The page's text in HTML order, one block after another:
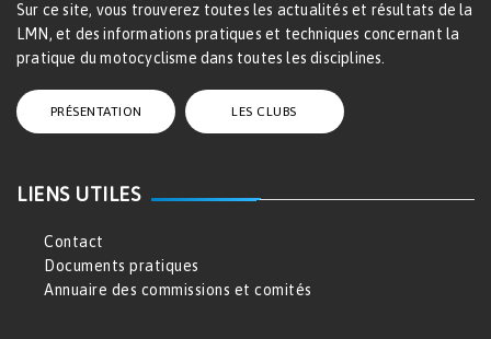
Sur ce site, vous trouverez toutes les actualités et résultats de la
LMN, et des informations pratiques et techniques concernant la
pratique du motocyclisme dans toutes les disciplines.
PRÉSENTATION LES CLUBS
LIENS UTILES
Contact
Documents pratiques
Annuaire des commissions et comités